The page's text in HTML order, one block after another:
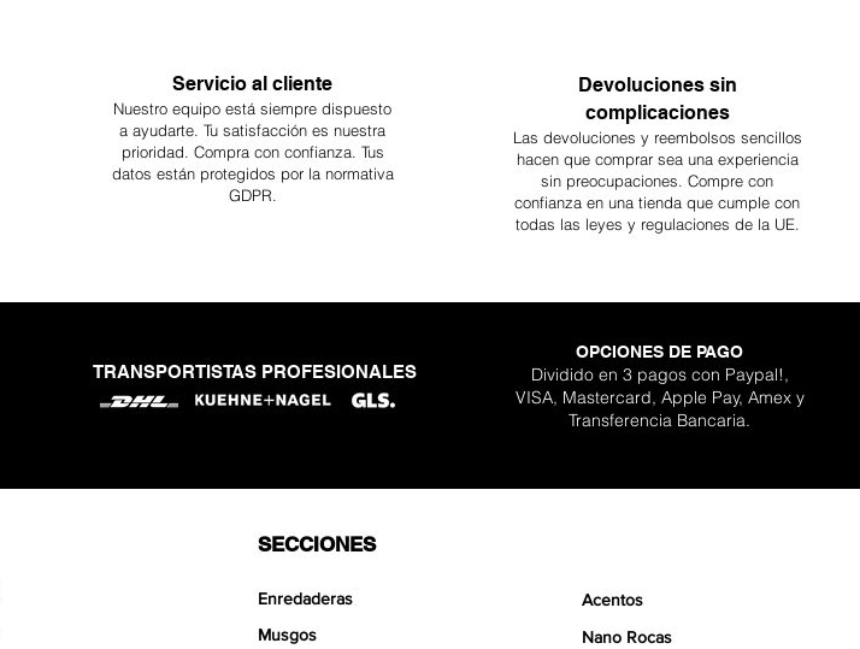
One Side Aquavista
Shallow Pro Aquavista
Mist Boulder Stone
Hulk Dragon Nano Stone
Aquavista clásico Pro
Adhesivo para kit Scapeglue
Ryuoh Boulder Nano Stone
Agotado
Servicio al cliente
Nuestro equipo está siempre dispuesto
a ayudarte. Tu satisfacción es nuestra
prioridad. Compra con confianza. Tus
datos están protegidos por la normativa
GDPR.
Devoluciones sin
complicaciones
Las devoluciones y reembolsos sencillos
hacen que comprar sea una experiencia
sin preocupaciones. Compre con
confianza en una tienda que cumple con
todas las leyes y regulaciones de la UE.
TRANSPORTISTAS PROFESIONALES
OPCIONES DE PAGO
Dividido en 3 pagos con Paypal!,
VISA, Mastercard, Apple Pay, Amex y
Transferencia Bancaria.
SECCIONES
Enredaderas
Musgos
Acentos
Nano Rocas